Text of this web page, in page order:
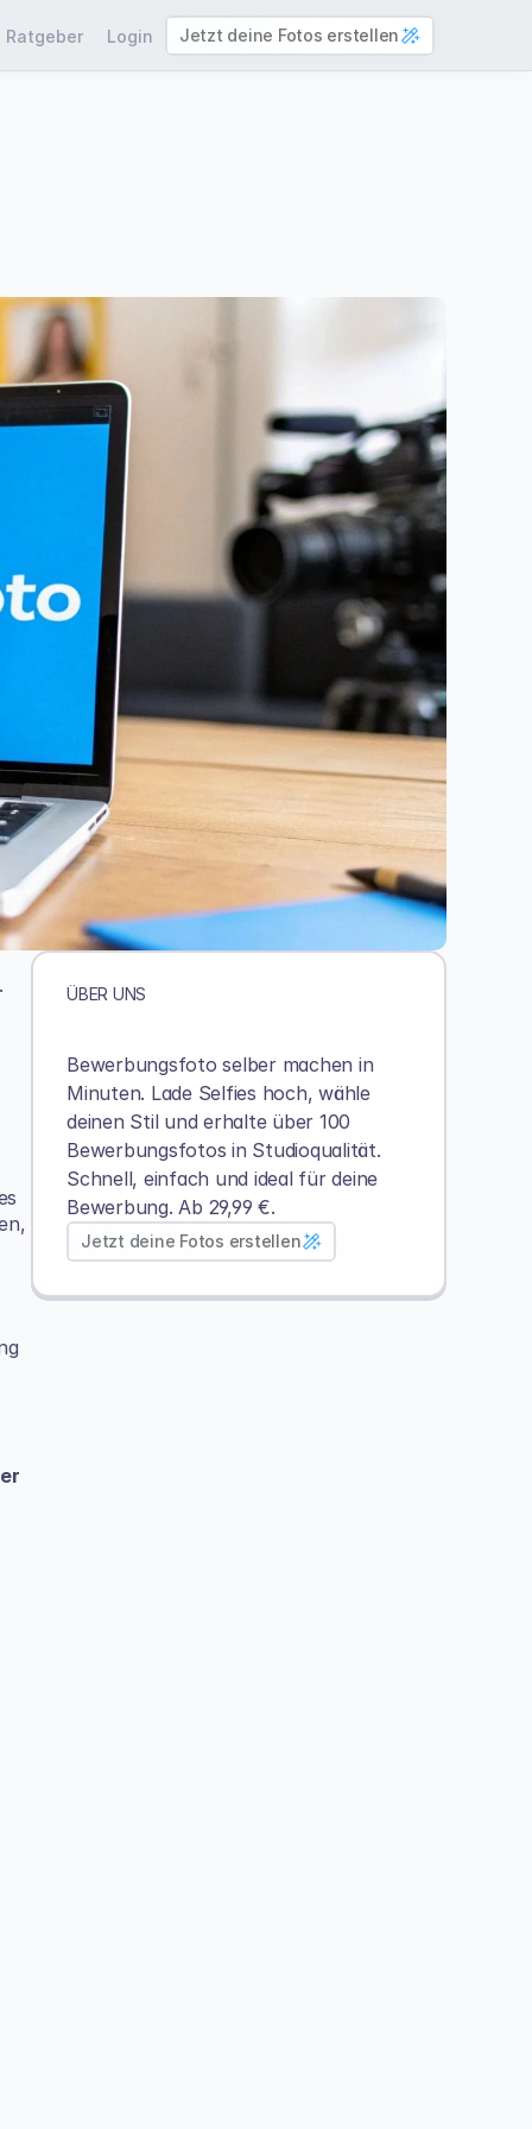
Ratgeber Login Jetzt deine Fotos erstellen
ÜBER UNS
Bewerbungsfoto selber machen in
Minuten. Lade Selfies hoch, wähle
deinen Stil und erhalte über 100
Bewerbungsfotos in Studioqualität.
Schnell, einfach und ideal für deine
Bewerbung. Ab 29,99 €.
Jetzt deine Fotos erstellen